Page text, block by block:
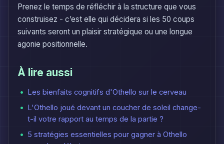
Prenez le temps de réfléchir à la structure que vous
construisez - c’est elle qui décidera si les 50 coups
suivants seront un plaisir stratégique ou une longue
agonie positionnelle.
À lire aussi
Les bienfaits cognitifs d'Othello sur le cerveau
L'Othello joué devant un coucher de soleil change-
t-il votre rapport au temps de la partie ?
5 stratégies essentielles pour gagner à Othello